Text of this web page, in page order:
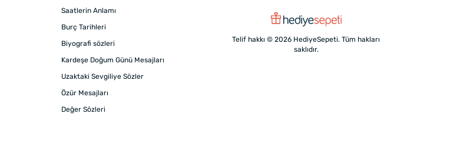
Saatlerin Anlamı
Burç Tarihleri
Biyografi sözleri
Kardeşe Doğum Günü Mesajları
Uzaktaki Sevgiliye Sözler
Özür Mesajları
Değer Sözleri
Telif hakkı © 2026 HediyeSepeti. Tüm hakları
saklıdır.